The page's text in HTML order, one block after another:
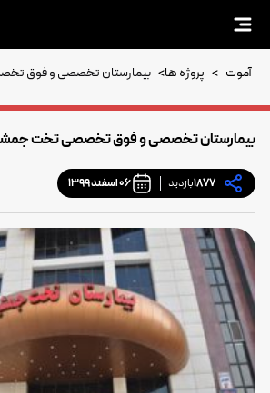
آموت > پروژه ها> بیمارستان تخصصی و فوق
بیمارستان تخصصی و فوق تخصصی تخت
1877بازدید 06 اسفند 1399